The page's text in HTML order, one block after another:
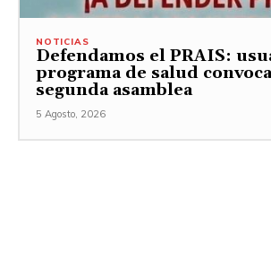
NOTICIAS
Defendamos el PRAIS:
programa de salud
segunda asamblea
5 Agosto, 2026